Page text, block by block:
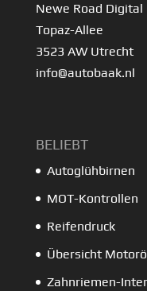
Newe Road Digital
Topaz-Allee
3523 AW Utrecht
info@autobaak.nl
BELIEBT
Autoglühbirnen
MOT-Kontrollen
Reifendruck
Übersicht
Zahnriemen-